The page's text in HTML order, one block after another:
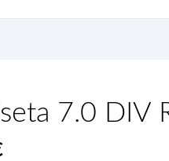
7.0 DIV